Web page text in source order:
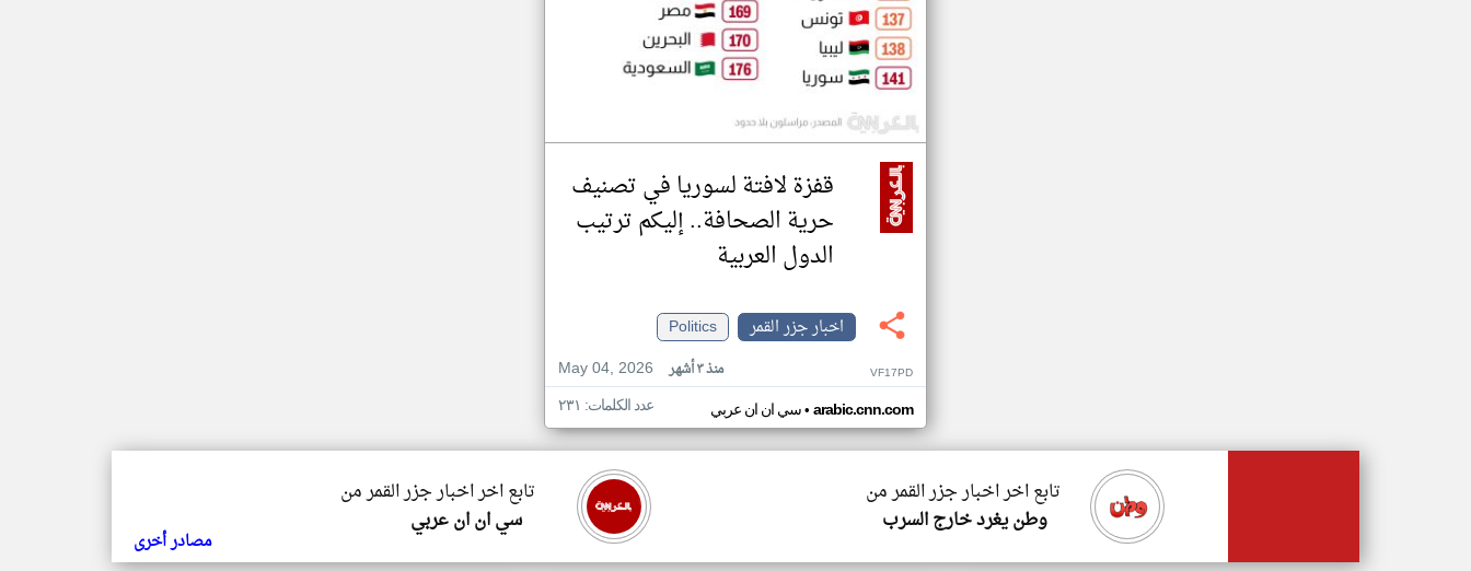
قفزة لافتة لسوريا في تصنيف
حرية الصحافة.. إليكم ترتيب
الدول العربية
اخبار جزر القمر
Politics
May 04, 2026
منذ ٣ أشهر VF17PD
سي ان ان عربي• arabic.cnn.com عدد الكلمات: ٢٣١
تابع اخر اخبار جزر القمر من
سي ان ان عربي
تابع اخر اخبار جزر القمر من
وطن يغرد خارج السرب
مصادر أخرى